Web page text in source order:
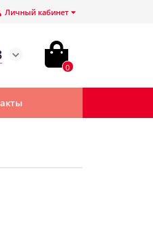
Личный кабинет
0